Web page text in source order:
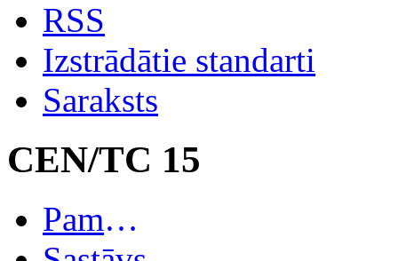
RSS
Izstrādātie standarti
Saraksts
CEN/TC 15
Pamatinformācija